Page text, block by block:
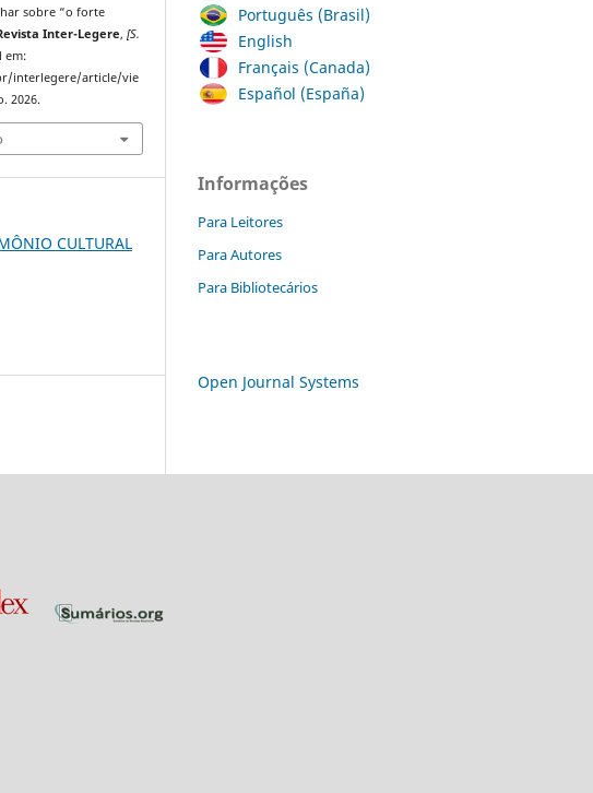
sobre “o forte
Inter-Legere,[S.
em:
interlegere/article/vie
2026.
CULTURAL
Português (Brasil)
English
Français (Canada)
Español (España)
Informações
Para Leitores
Para Autores
Para Bibliotecários
Open Journal Systems